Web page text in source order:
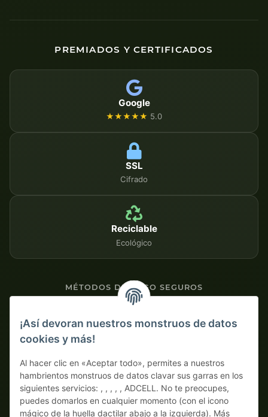
PREMIADOS Y CERTIFICADOS
Google
★★★★★ 5.0
SSL
Cifrado
Reciclable
Ecológico
MÉTODOS DE PAGO SEGUROS
Pago por adelantado con descuento
¡Así devoran nuestros monstruos de datos
cookies y más!
Al hacer clic en «Aceptar todo», permites a nuestros
hambrientos monstruos de datos clavar sus garras en los
siguientes servicios: , , , , , ADCELL. No te preocupes,
puedes domarlos en cualquier momento (con el icono
mágico de la huella dactilar abajo a la izquierda). Más